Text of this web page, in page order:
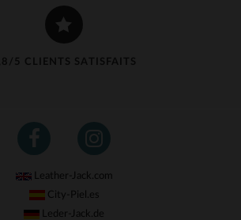
5 CLIENTS SATISFAITS
Leather-Jack.com
City-Piel.es
Leder-Jack.de